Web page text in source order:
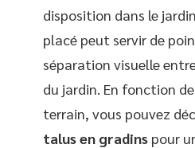
disposition dans le
placé peut servir de
séparation visuelle
du jardin. En fonction
terrain, vous pouvez
talus en gradins pour